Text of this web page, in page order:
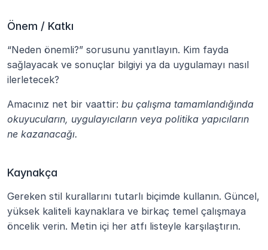
Önem / Katkı
“Neden önemli?” sorusunu yanıtlayın. Kim fayda
sağlayacak ve sonuçlar bilgiyi ya da uygulamayı nasıl
ilerletecek?
Amacınız net bir vaattir: bu çalışma tamamlandığında
okuyucuların, uygulayıcıların veya politika yapıcıların
ne kazanacağı.
Kaynakça
Gereken stil kurallarını tutarlı biçimde kullanın. Güncel,
yüksek kaliteli kaynaklara ve birkaç temel çalışmaya
öncelik verin. Metin içi her atfı listeyle karşılaştırın.